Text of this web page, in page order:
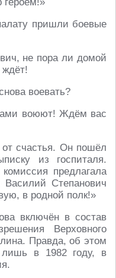
пришли боевые
не пора ли домой
ждёт!
воевать?
воюют! Ждём вас
от счастья. Он пошёл
из госпиталя.
предлагала
Степанович
в родной полк!»
включён в состав
Верховного
Правда, об этом
лишь в 1982 году, в